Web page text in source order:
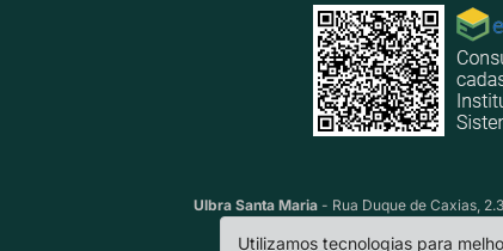
Ulbra Santa Maria - Rua Duque de Caxias,
Utilizamos tecnologias para